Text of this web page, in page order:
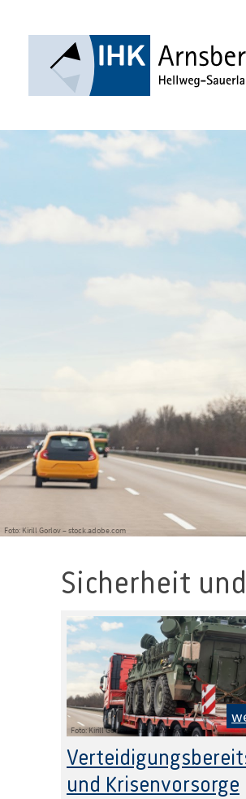
Foto: Kirill Gorlov – stock.adobe.com
Sicherheit
Foto: Kirill Gorlov – stock.adobe.com
und Krisenvorsorge